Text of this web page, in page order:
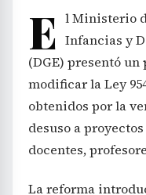
E l Ministerio
Infancias y
(DGE) presentó
modificar la Ley
obtenidos por la
desuso a
docentes,
La reforma